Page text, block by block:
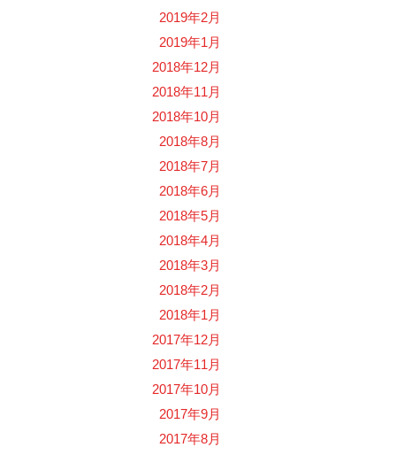
2019年2月
2019年1月
2018年12月
2018年11月
2018年10月
2018年8月
2018年7月
2018年6月
2018年5月
2018年4月
2018年3月
2018年2月
2018年1月
2017年12月
2017年11月
2017年10月
2017年9月
2017年8月